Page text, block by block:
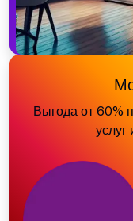
Выгода от 60%
услуг